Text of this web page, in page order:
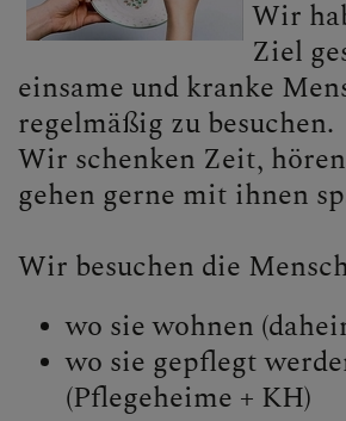
GALERIE
KLICKEN SIE
"+", UM
ZU ÖFFNEN
PFARRTEAM
Wir
Ziel
einsame und kranke
regelmäßig zu besuchen.
Wir schenken Zeit,
gehen gerne mit ihnen
Wir besuchen die
wo sie wohnen
wo sie gepflegt
(Pflegeheime + KH)